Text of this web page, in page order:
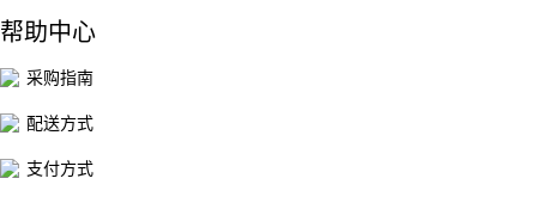
帮助中心
采购指南
配送方式
支付方式